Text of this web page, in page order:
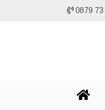
0879